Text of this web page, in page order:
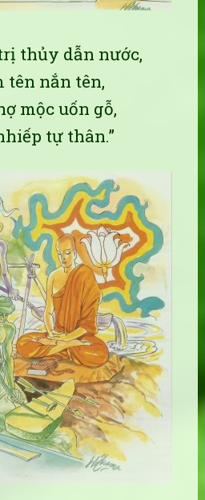
thủy dẫn nước,
tên nắn tên,
mộc uốn gỗ,
tự thân.”